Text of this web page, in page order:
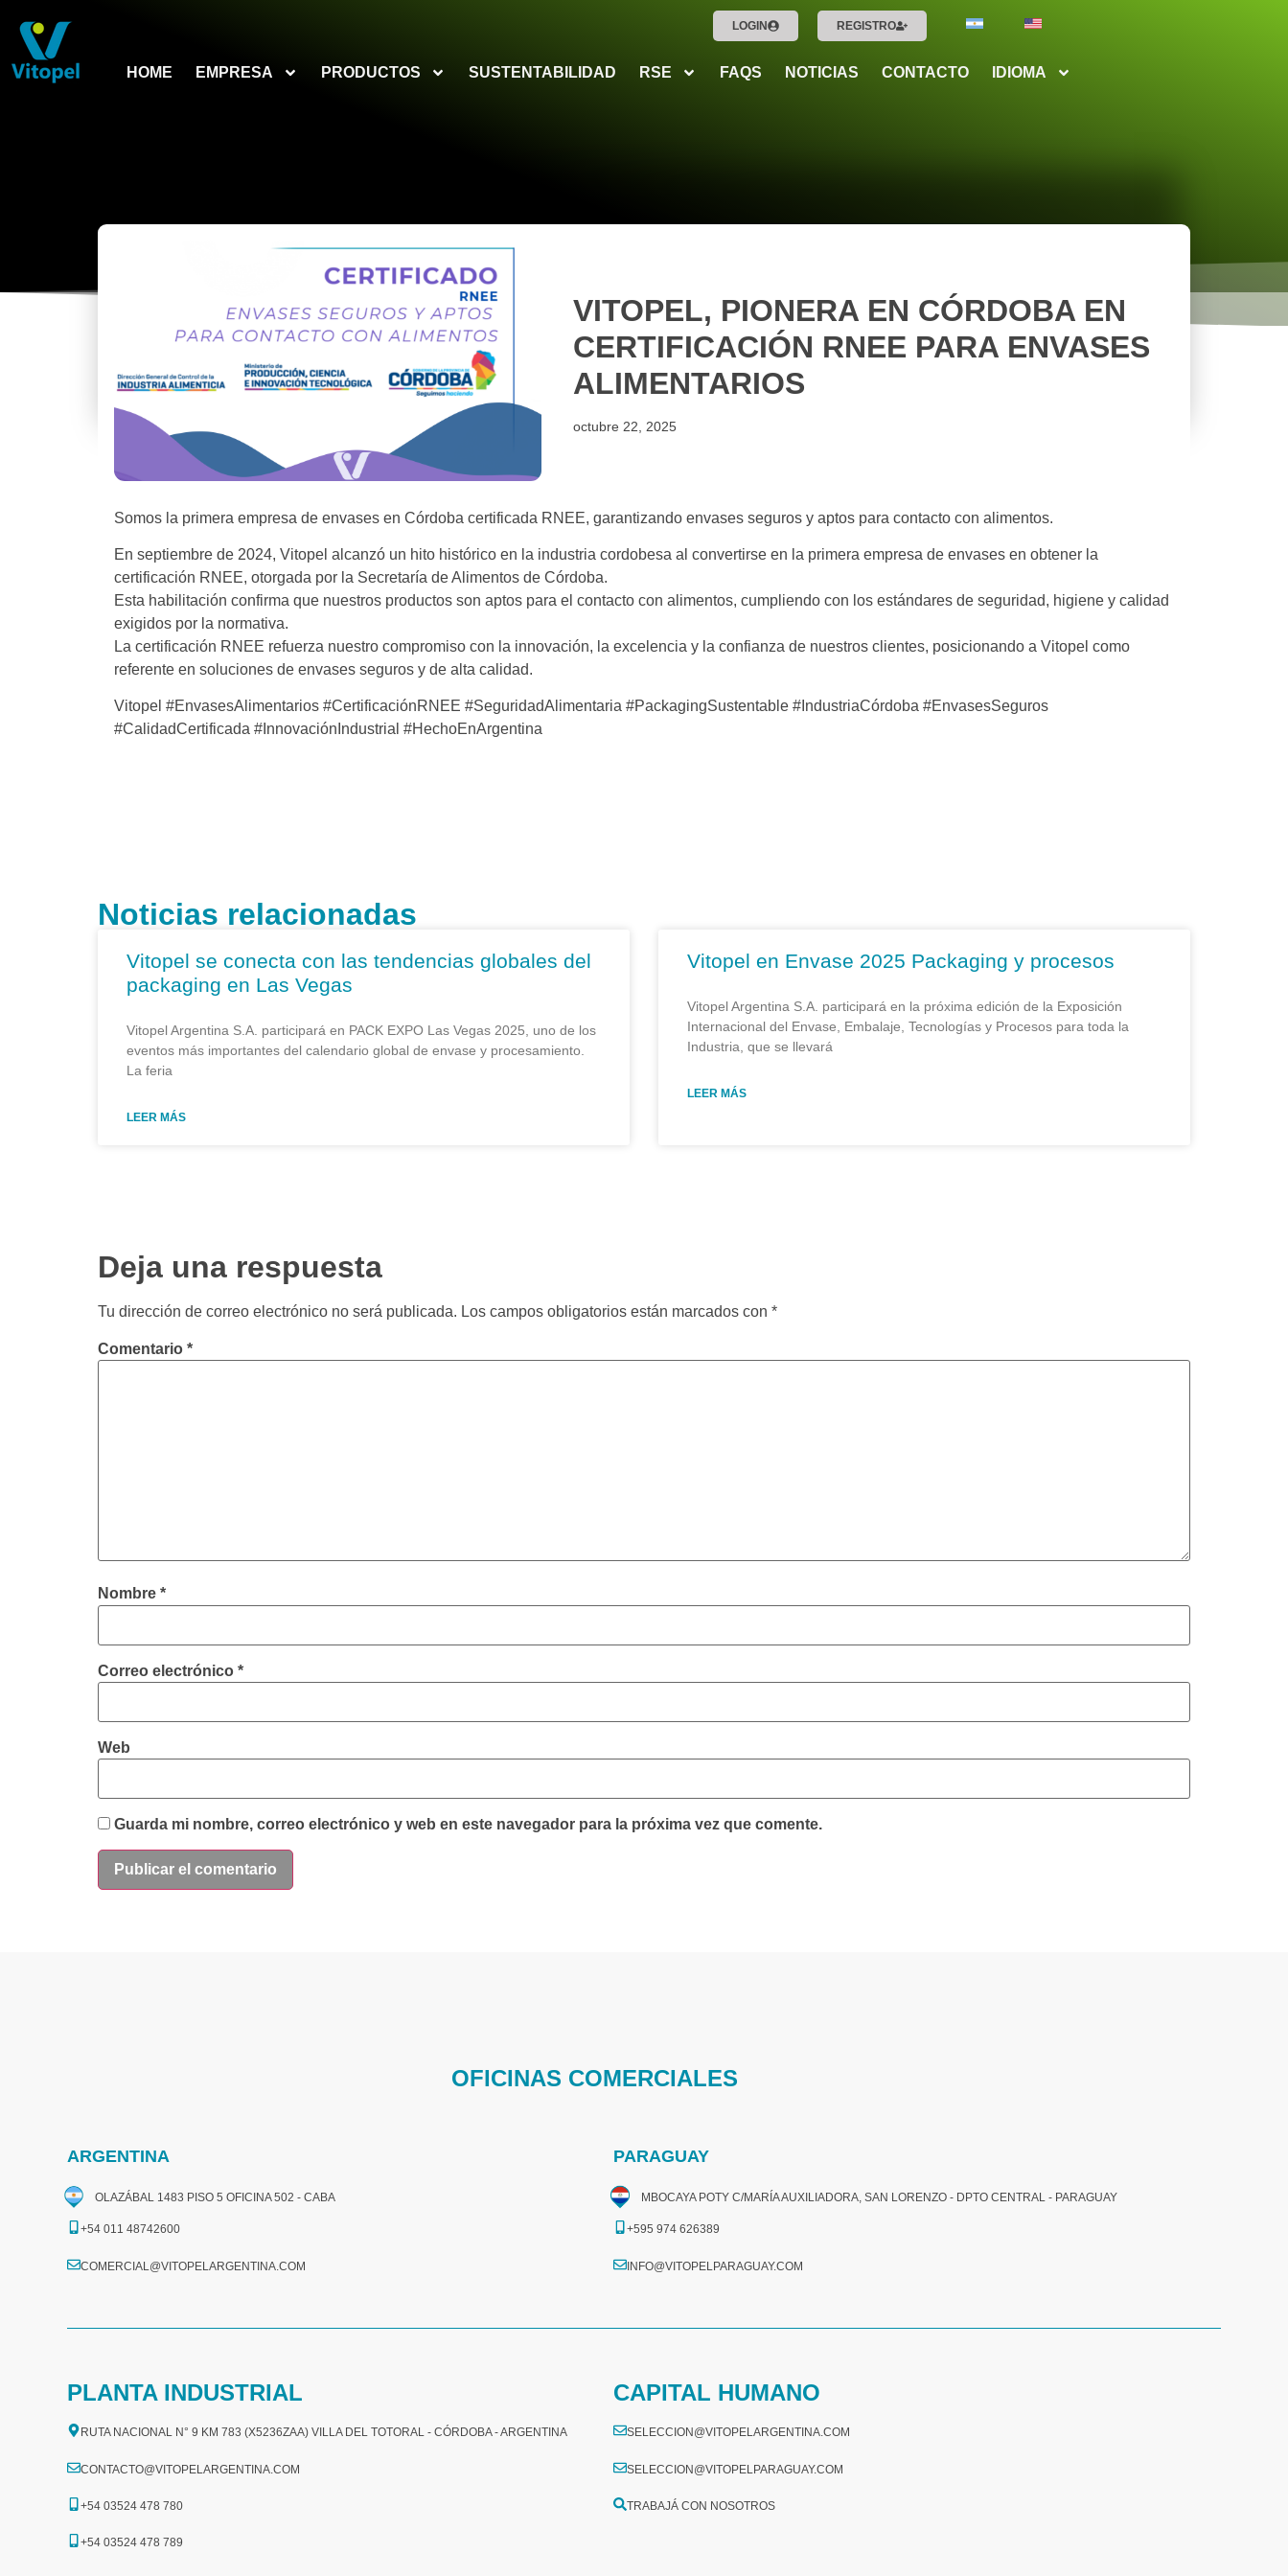
LOGIN REGISTRO
HOME EMPRESA PRODUCTOS SUSTENTABILIDAD RSE FAQS NOTICIAS CONTACTO IDIOMA
VITOPEL, PIONERA EN CÓRDOBA EN
CERTIFICACIÓN RNEE PARA ENVASES
ALIMENTARIOS
octubre 22, 2025
Somos la primera empresa de envases en Córdoba certificada RNEE, garantizando envases seguros y aptos para contacto con alimentos.
En septiembre de 2024, Vitopel alcanzó un hito histórico en la industria cordobesa al convertirse en la primera empresa de envases en obtener la
certificación RNEE, otorgada por la Secretaría de Alimentos de Córdoba.
Esta habilitación confirma que nuestros productos son aptos para el contacto con alimentos, cumpliendo con los estándares de seguridad, higiene y calidad
exigidos por la normativa.
La certificación RNEE refuerza nuestro compromiso con la innovación, la excelencia y la confianza de nuestros clientes, posicionando a Vitopel como
referente en soluciones de envases seguros y de alta calidad.
Vitopel #EnvasesAlimentarios #CertificaciónRNEE #SeguridadAlimentaria #PackagingSustentable #IndustriaCórdoba #EnvasesSeguros
#CalidadCertificada #InnovaciónIndustrial #HechoEnArgentina
Noticias relacionadas
Vitopel se conecta con las tendencias globales del
packaging en Las Vegas
Vitopel Argentina S.A. participará en PACK EXPO Las Vegas 2025, uno de los
eventos más importantes del calendario global de envase y procesamiento.
La feria
LEER MÁS
Vitopel en Envase 2025 Packaging y procesos
Vitopel Argentina S.A. participará en la próxima edición de la Exposición
Internacional del Envase, Embalaje, Tecnologías y Procesos para toda la
Industria, que se llevará
LEER MÁS
Deja una respuesta
Tu dirección de correo electrónico no será publicada. Los campos obligatorios están marcados con *
Comentario *
Nombre *
Correo electrónico *
Web
Guarda mi nombre, correo electrónico y web en este navegador para la próxima vez que comente.
OFICINAS COMERCIALES
ARGENTINA
OLAZÁBAL 1483 PISO 5 OFICINA 502 - CABA
+54 011 48742600​
COMERCIAL@VITOPELARGENTINA.COM​
PARAGUAY
MBOCAYA POTY C/MARÍA AUXILIADORA, SAN LORENZO - DPTO CENTRAL - PARAGUAY
+595 974 626389
INFO@VITOPELPARAGUAY.COM
PLANTA INDUSTRIAL
RUTA NACIONAL N° 9 KM 783 (X5236ZAA) VILLA DEL TOTORAL - CÓRDOBA - ARGENTINA
CONTACTO@VITOPELARGENTINA.COM
+54 03524 478 780​
+54 03524 478 789​
CAPITAL HUMANO
SELECCION@VITOPELARGENTINA.COM
SELECCION@VITOPELPARAGUAY.COM
TRABAJÁ CON NOSOTROS